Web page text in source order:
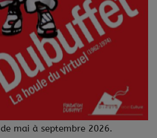
mai à septembre 2026.